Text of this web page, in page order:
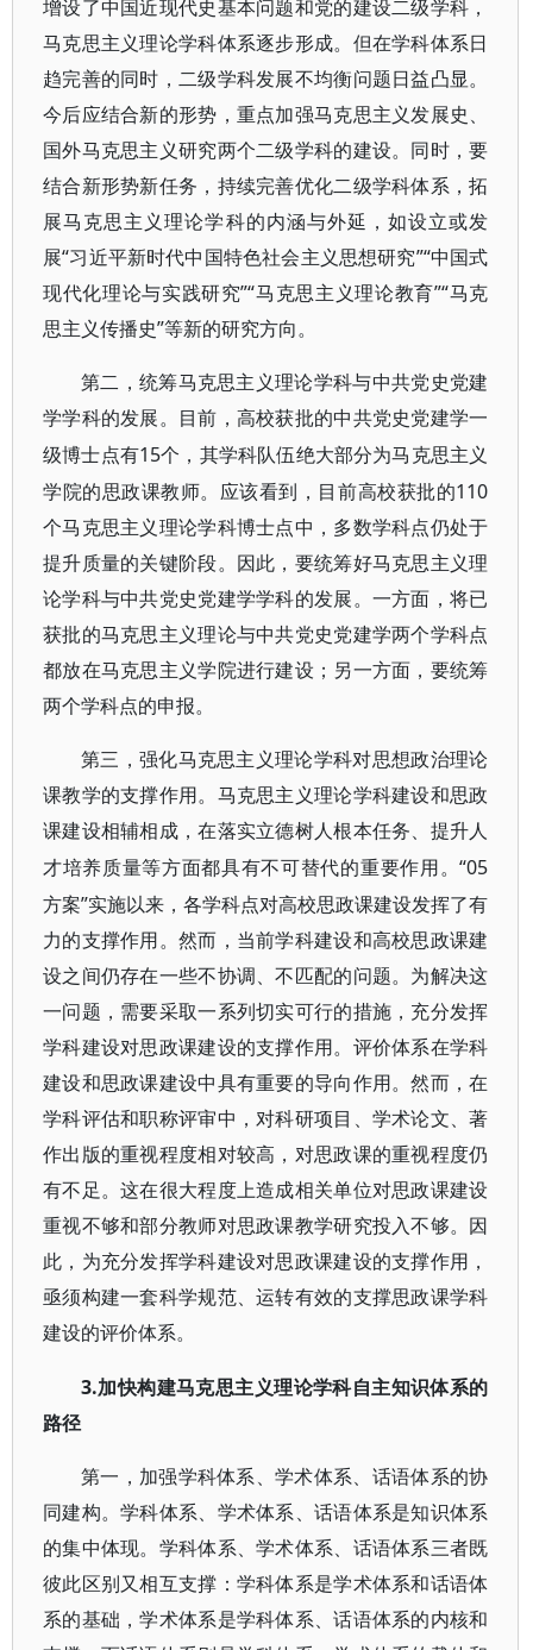
增设了中国近现代史基本问题和党的建设二级学科，
马克思主义理论学科体系逐步形成。但在学科体系日
趋完善的同时，二级学科发展不均衡问题日益凸显。
今后应结合新的形势，重点加强马克思主义发展史、
国外马克思主义研究两个二级学科的建设。同时，要
结合新形势新任务，持续完善优化二级学科体系，拓
展马克思主义理论学科的内涵与外延，如设立或发
展“习近平新时代中国特色社会主义思想研究”“中国式
现代化理论与实践研究”“马克思主义理论教育”“马克
思主义传播史”等新的研究方向。
第二，统筹马克思主义理论学科与中共党史党建
学学科的发展。目前，高校获批的中共党史党建学一
级博士点有15个，其学科队伍绝大部分为马克思主义
学院的思政课教师。应该看到，目前高校获批的110
个马克思主义理论学科博士点中，多数学科点仍处于
提升质量的关键阶段。因此，要统筹好马克思主义理
论学科与中共党史党建学学科的发展。一方面，将已
获批的马克思主义理论与中共党史党建学两个学科点
都放在马克思主义学院进行建设；另一方面，要统筹
两个学科点的申报。
第三，强化马克思主义理论学科对思想政治理论
课教学的支撑作用。马克思主义理论学科建设和思政
课建设相辅相成，在落实立德树人根本任务、提升人
才培养质量等方面都具有不可替代的重要作用。“05
方案”实施以来，各学科点对高校思政课建设发挥了有
力的支撑作用。然而，当前学科建设和高校思政课建
设之间仍存在一些不协调、不匹配的问题。为解决这
一问题，需要采取一系列切实可行的措施，充分发挥
学科建设对思政课建设的支撑作用。评价体系在学科
建设和思政课建设中具有重要的导向作用。然而，在
学科评估和职称评审中，对科研项目、学术论文、著
作出版的重视程度相对较高，对思政课的重视程度仍
有不足。这在很大程度上造成相关单位对思政课建设
重视不够和部分教师对思政课教学研究投入不够。因
此，为充分发挥学科建设对思政课建设的支撑作用，
亟须构建一套科学规范、运转有效的支撑思政课学科
建设的评价体系。
3.加快构建马克思主义理论学科自主知识体系的
路径
第一，加强学科体系、学术体系、话语体系的协
同建构。学科体系、学术体系、话语体系是知识体系
的集中体现。学科体系、学术体系、话语体系三者既
彼此区别又相互支撑：学科体系是学术体系和话语体
系的基础，学术体系是学科体系、话语体系的内核和